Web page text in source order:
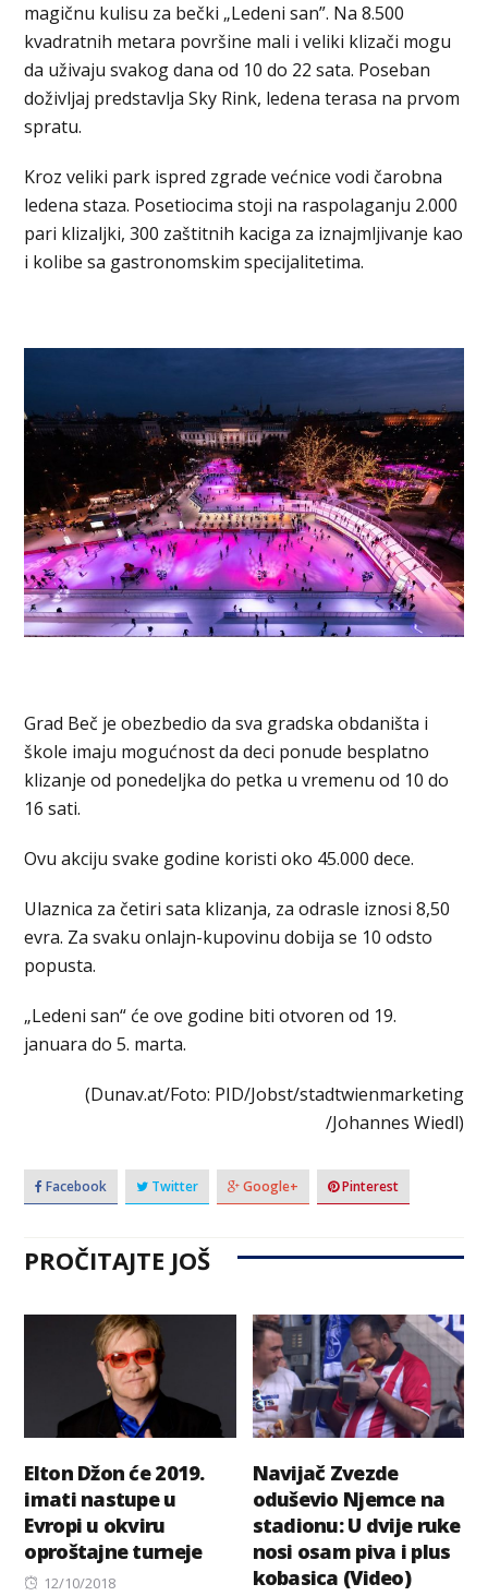
magičnu kulisu za bečki „Ledeni san”. Na 8.500
kvadratnih metara površine mali i veliki klizači mogu
da uživaju svakog dana od 10 do 22 sata. Poseban
doživljaj predstavlja Sky Rink, ledena terasa na prvom
spratu.
Kroz veliki park ispred zgrade većnice vodi čarobna
ledena staza. Posetiocima stoji na raspolaganju 2.000
pari klizaljki, 300 zaštitnih kaciga za iznajmljivanje kao
i kolibe sa gastronomskim specijalitetima.
Grad Beč je obezbedio da sva gradska obdaništa i
škole imaju mogućnost da deci ponude besplatno
klizanje od ponedeljka do petka u vremenu od 10 do
16 sati.
Ovu akciju svake godine koristi oko 45.000 dece.
Ulaznica za četiri sata klizanja, za odrasle iznosi 8,50
evra. Za svaku onlajn-kupovinu dobija se 10 odsto
popusta.
„Ledeni san“ će ove godine biti otvoren od 19.
januara do 5. marta.
(Dunav.at/Foto: PID/Jobst/stadtwienmarketing
/Johannes Wiedl)
Facebook Twitter Google+ Pinterest
PROČITAJTE JOŠ
Elton Džon će 2019.
imati nastupe u
Evropi u okviru
oproštajne turneje
Posted
12/10/2018
Navijač Zvezde
oduševio Njemce na
stadionu: U dvije ruke
nosi osam piva i plus
kobasica (Video)